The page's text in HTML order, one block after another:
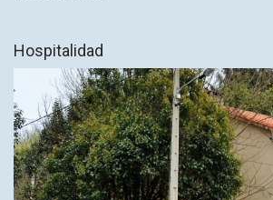
Hospitalidad